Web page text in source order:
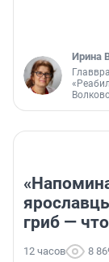
Ирина
гриб —
12 часов 8